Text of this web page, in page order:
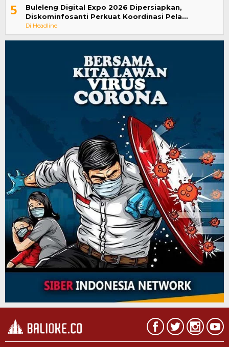
5
Buleleng Digital Expo 2026 Dipersiapkan,
Diskominfosanti Perkuat Koordinasi Pela…
Di Headline